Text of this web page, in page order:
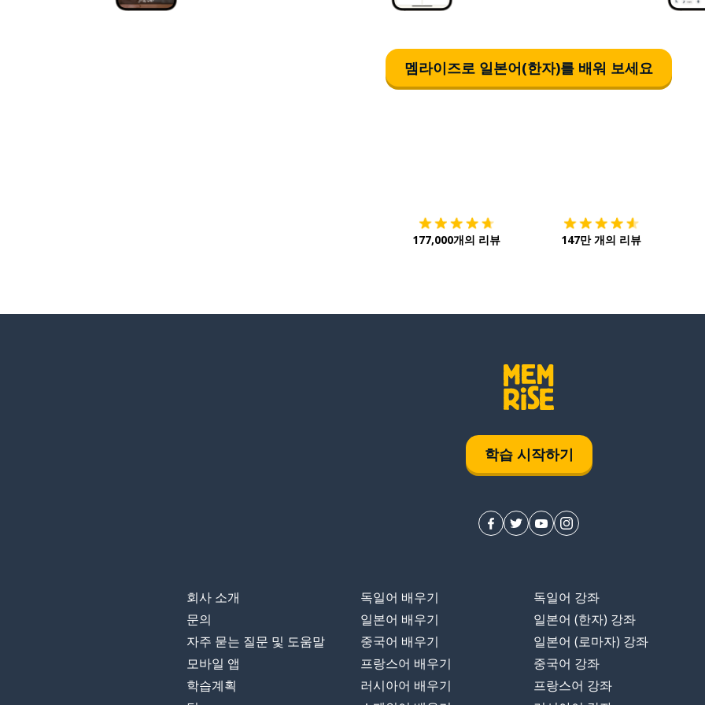
멤라이즈로 일본어(한자)를 배워 보세요
177,000개의 리뷰 147만 개의 리뷰
학습 시작하기
회사 소개
문의
자주 묻는 질문 및 도움말
모바일 앱
학습계획
독일어 배우기
일본어 배우기
중국어 배우기
프랑스어 배우기
러시아어 배우기
독일어 강좌
일본어 (한자) 강좌
일본어 (로마자) 강좌
중국어 강좌
프랑스어 강좌